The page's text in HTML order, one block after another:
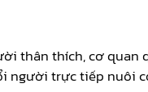
thân thích, cơ
người trực tiếp nuôi